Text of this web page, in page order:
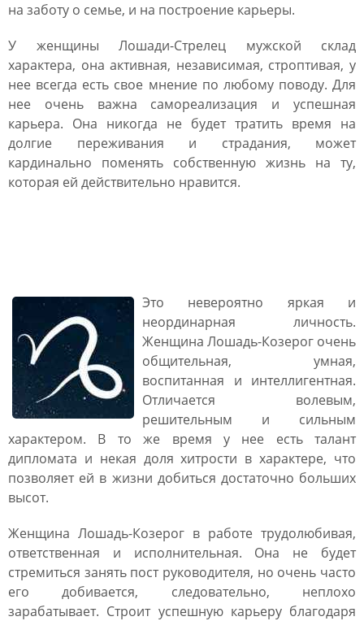
на заботу о семье, и на построение карьеры.
У женщины Лошади-Стрелец мужской склад
характера, она активная, независимая, строптивая, у
нее всегда есть свое мнение по любому поводу. Для
нее очень важна самореализация и успешная
карьера. Она никогда не будет тратить время на
долгие переживания и страдания, может
кардинально поменять собственную жизнь на ту,
которая ей действительно нравится.
Это невероятно яркая и
неординарная личность.
Женщина Лошадь-Козерог очень
общительная, умная,
воспитанная и интеллигентная.
Отличается волевым,
решительным и сильным
характером. В то же время у нее есть талант
дипломата и некая доля хитрости в характере, что
позволяет ей в жизни добиться достаточно больших
высот.
Женщина Лошадь-Козерог в работе трудолюбивая,
ответственная и исполнительная. Она не будет
стремиться занять пост руководителя, но очень часто
его добивается, следовательно, неплохо
зарабатывает. Строит успешную карьеру благодаря